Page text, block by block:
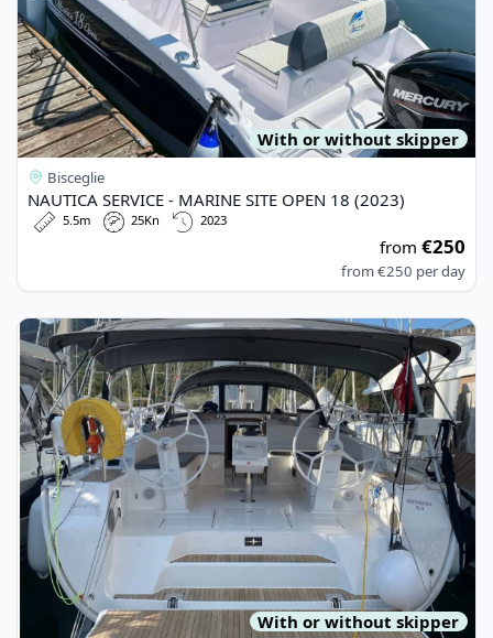
With or without skipper
Bisceglie
NAUTICA SERVICE - MARINE SITE OPEN 18 (2023)
5.5m 25Kn 2023
from €250
from€250 per day
View details for BAVARIA YACHTBAU - Bavaria Cruiser 46
With or without skipper